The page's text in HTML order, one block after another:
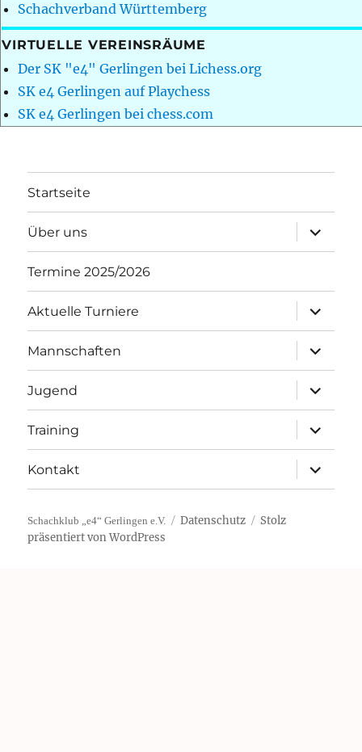
Schachverband Württemberg
VIRTUELLE VEREINSRÄUME
Der SK "e4" Gerlingen bei Lichess.org
SK e4 Gerlingen auf Playchess
SK e4 Gerlingen bei chess.com
Startseite
Über uns
öffnen
Termine 2025/2026
Aktuelle Turniere
öffnen
Mannschaften
öffnen
Jugend
öffnen
Training
öffnen
Kontakt
öffnen
Schachklub „e4“ Gerlingen e.V. Datenschutz
Stolz
präsentiert von WordPress